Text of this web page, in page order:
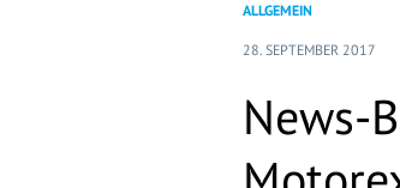
ALLGEMEIN
28. SEPTEMBER 2017
News-